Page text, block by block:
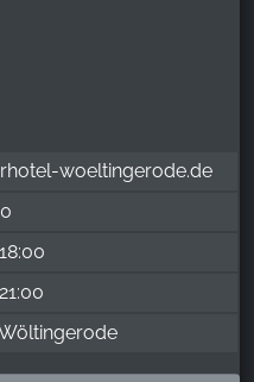
woeltingerode.de